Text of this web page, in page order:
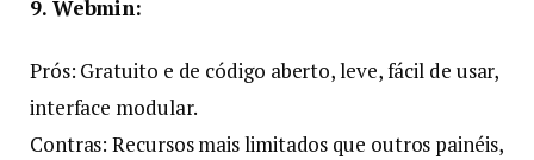
9. Webmin:
Prós: Gratuito e de código aberto, leve, fácil de usar,
interface modular.
Contras: Recursos mais limitados que outros painéis,